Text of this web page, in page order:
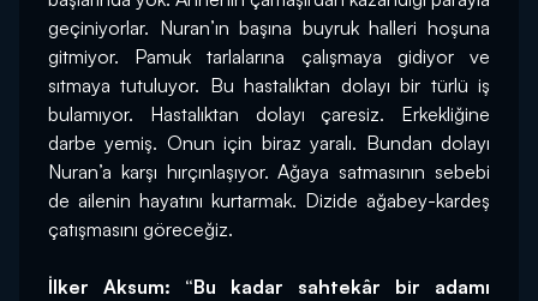
geçiniyorlar. Nuran’ın başına buyruk halleri hoşuna
gitmiyor. Pamuk tarlalarına çalışmaya gidiyor ve
sıtmaya tutuluyor. Bu hastalıktan dolayı bir türlü iş
bulamıyor. Hastalıktan dolayı çaresiz. Erkekliğine
darbe yemiş. Onun için biraz yaralı. Bundan dolayı
Nuran’a karşı hırçınlaşıyor. Ağaya satmasının sebebi
de ailenin hayatını kurtarmak. Dizide ağabey-kardeş
çatışmasını göreceğiz.
İlker Aksum: “Bu kadar sahtekâr bir adamı